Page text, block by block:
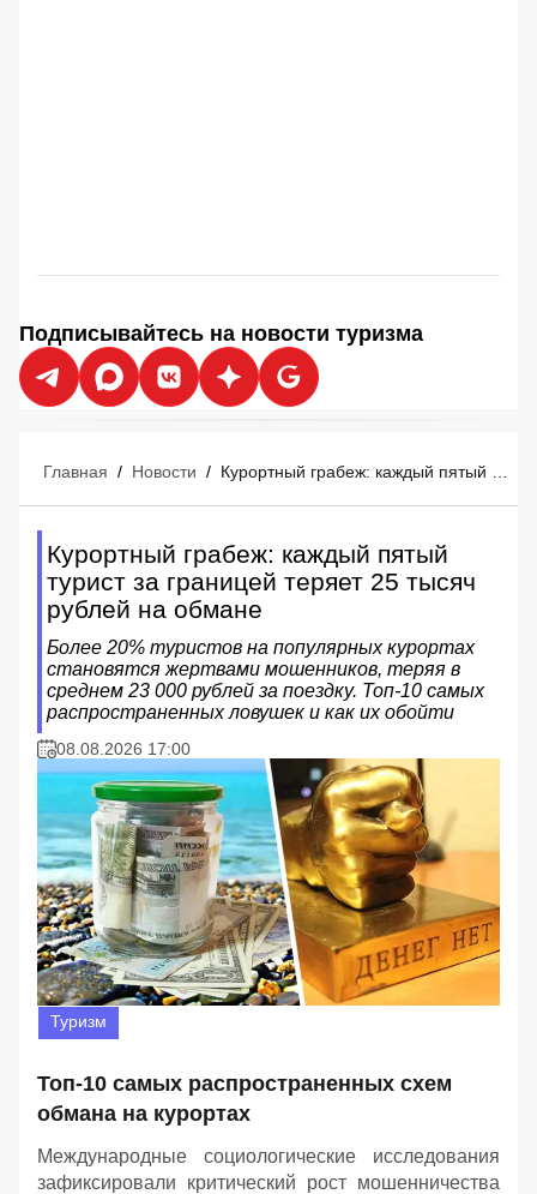
Подписывайтесь на новости туризма
Главная / Новости /
Курортный грабеж: каждый пятый
турист за границей теряет 25 тысяч
рублей на обмане
Более 20% туристов на популярных курортах
становятся жертвами мошенников, теряя в
среднем 23 000 рублей за поездку. Топ-10 самых
распространенных ловушек и как их обойти
08.08.2026 17:00
Туризм
Топ-10 самых распространенных схем
обмана на курортах
Международные социологические исследования
зафиксировали критический рост мошенничества